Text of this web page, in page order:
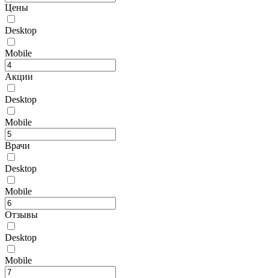
Цены
Desktop
Mobile
Акции
Desktop
Mobile
Врачи
Desktop
Mobile
Отзывы
Desktop
Mobile